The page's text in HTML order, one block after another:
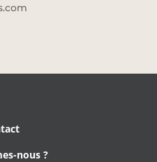
nous ?